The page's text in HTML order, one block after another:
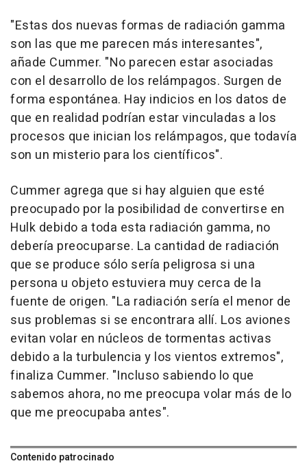
"Estas dos nuevas formas de radiación gamma
son las que me parecen más interesantes",
añade Cummer. "No parecen estar asociadas
con el desarrollo de los relámpagos. Surgen de
forma espontánea. Hay indicios en los datos de
que en realidad podrían estar vinculadas a los
procesos que inician los relámpagos, que todavía
son un misterio para los científicos".
Cummer agrega que si hay alguien que esté
preocupado por la posibilidad de convertirse en
Hulk debido a toda esta radiación gamma, no
debería preocuparse. La cantidad de radiación
que se produce sólo sería peligrosa si una
persona u objeto estuviera muy cerca de la
fuente de origen. "La radiación sería el menor de
sus problemas si se encontrara allí. Los aviones
evitan volar en núcleos de tormentas activas
debido a la turbulencia y los vientos extremos",
finaliza Cummer. "Incluso sabiendo lo que
sabemos ahora, no me preocupa volar más de lo
que me preocupaba antes".
Contenido patrocinado